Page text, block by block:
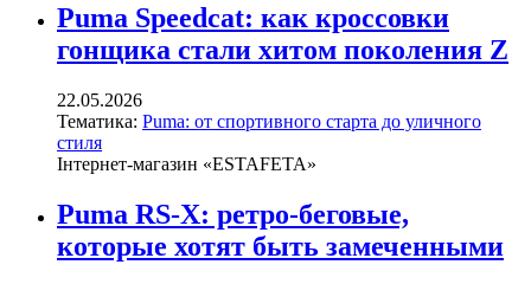
Puma Speedcat: как кроссовки
гонщика стали хитом поколения Z
22.05.2026
Тематика: Puma: от спортивного старта до уличного
стиля
Інтернет-магазин «ESTAFETA»
Puma RS-X: ретро-беговые,
которые хотят быть замеченными